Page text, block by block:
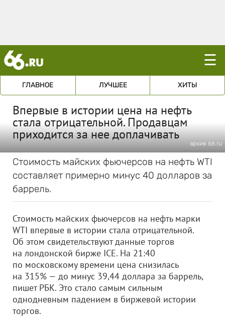
☰
ГЛАВНОЕ ЛУЧШЕЕ ХИТЫ
Впервые в истории цена на нефть
стала отрицательной. Продавцам
приходится за нее доплачивать
архив 66.ru
Стоимость майских фьючерсов на нефть WTI
составляет примерно минус 40 долларов за
баррель.
Стоимость майских фьючерсов на нефть марки
WTI впервые в истории стала отрицательной.
Об этом свидетельствуют данные торгов
на лондонской бирже ICE. На 21:40
по московскому времени цена снизилась
на 315% — до минус 39,44 доллара за баррель,
пишет РБК. Это стало самым сильным
однодневным падением в биржевой истории
торгов.